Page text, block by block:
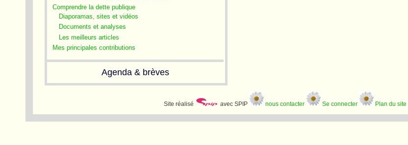
Comprendre la dette publique
Diaporamas, sites et vidéos
Documents et analyses
Les meilleurs articles
Mes principales contributions
Agenda & brèves
Site réalisé avec SPIP nous contacter Se connecter Plan du site